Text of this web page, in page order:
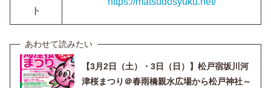
ト
【3月2日（土）・3日（日）】松戸宿坂川河
津桜まつり＠春雨橋親水広場から松戸神社～